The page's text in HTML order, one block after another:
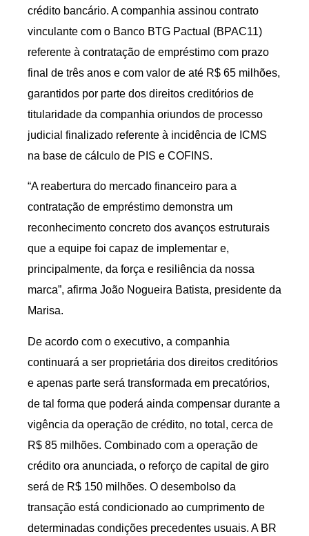
crédito bancário. A companhia assinou contrato
vinculante com o Banco BTG Pactual (BPAC11)
referente à contratação de empréstimo com prazo
final de três anos e com valor de até R$ 65 milhões,
garantidos por parte dos direitos creditórios de
titularidade da companhia oriundos de processo
judicial finalizado referente à incidência de ICMS
na base de cálculo de PIS e COFINS.
“A reabertura do mercado financeiro para a
contratação de empréstimo demonstra um
reconhecimento concreto dos avanços estruturais
que a equipe foi capaz de implementar e,
principalmente, da força e resiliência da nossa
marca”, afirma João Nogueira Batista, presidente da
Marisa.
De acordo com o executivo, a companhia
continuará a ser proprietária dos direitos creditórios
e apenas parte será transformada em precatórios,
de tal forma que poderá ainda compensar durante a
vigência da operação de crédito, no total, cerca de
R$ 85 milhões. Combinado com a operação de
crédito ora anunciada, o reforço de capital de giro
será de R$ 150 milhões. O desembolso da
transação está condicionado ao cumprimento de
determinadas condições precedentes usuais. A BR